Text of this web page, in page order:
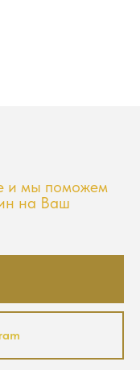
и мы поможем
на Ваш